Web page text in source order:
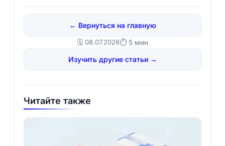
← Вернуться на главную
🗓️ 08.07.2026⏱ 5 мин
Изучить другие статьи →
Читайте также